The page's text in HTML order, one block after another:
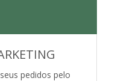
pedidos pelo